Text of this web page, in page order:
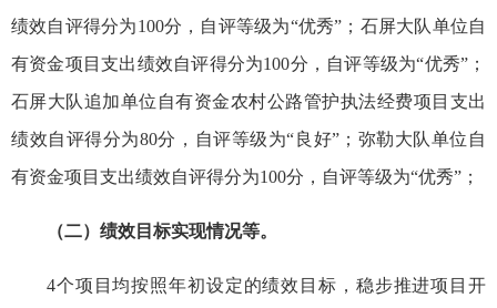
绩效自评得分为100分，自评等级为“优秀”；石屏大队单位自
有资金项目支出绩效自评得分为100分，自评等级为“优秀”；
石屏大队追加单位自有资金农村公路管护执法经费项目支出
绩效自评得分为80分，自评等级为“良好”；弥勒大队单位自
有资金项目支出绩效自评得分为100分，自评等级为“优秀”；
（二）绩效目标实现情况等。
4个项目均按照年初设定的绩效目标，稳步推进项目开